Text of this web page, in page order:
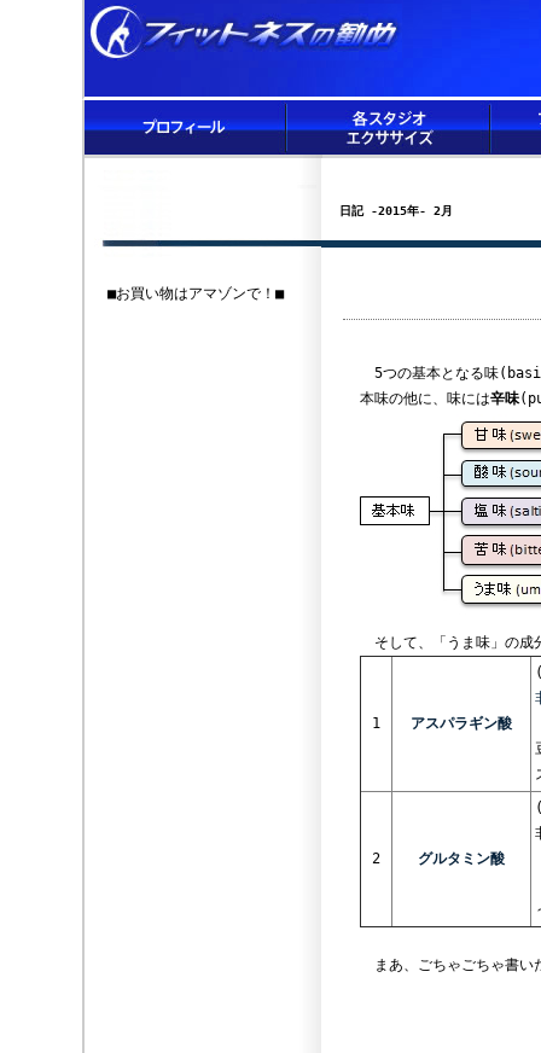
■お買い物はアマゾンで！■
日記 -2015年- 2月
5つの基本となる味
本味の他に、味には辛味
そして、「うま味」の成
1 アスパラギン酸
2 グルタミン酸
まあ、ごちゃごちゃ書い